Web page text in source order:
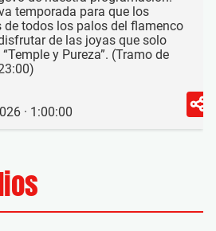
temporada para que los
de todos los palos del flamenco
de las joyas que solo
y Pureza”. (Tramo de
· 1:00:00